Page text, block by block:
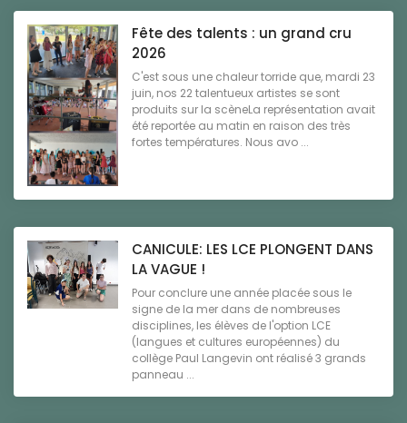
Fête des talents : un grand cru
2026
C'est sous une chaleur torride que, mardi 23
juin, nos 22 talentueux artistes se sont
produits sur la scèneLa représentation avait
été reportée au matin en raison des très
fortes températures. Nous avo ...
CANICULE: LES LCE PLONGENT DANS
LA VAGUE !
Pour conclure une année placée sous le
signe de la mer dans de nombreuses
disciplines, les élèves de l'option LCE
(langues et cultures européennes) du
collège Paul Langevin ont réalisé 3 grands
panneau ...